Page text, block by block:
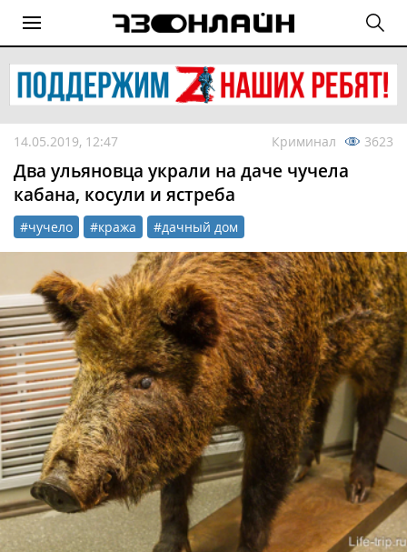
14.05.2019, 12:47 Криминал 3623
Два ульяновца украли на даче чучела
кабана, косули и ястреба
#чучело #кража #дачный дом